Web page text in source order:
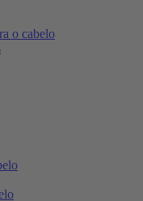
o cabelo